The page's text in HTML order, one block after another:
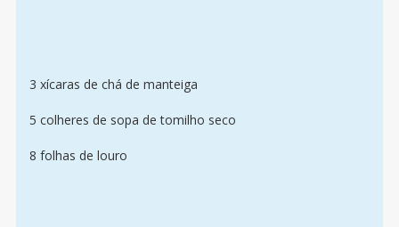
3 xícaras de chá de manteiga
5 colheres de sopa de tomilho seco
8 folhas de louro